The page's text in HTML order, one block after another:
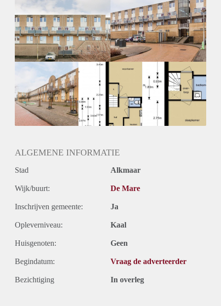
Huurtoeslag grens: Nee
Geschikt voor studenten: Afhankelijk van de Eigenaar
ALGEMENE INFORMATIE
Stad Alkmaar
Wijk/buurt: De Mare
Inschrijven gemeente: Ja
Opleverniveau: Kaal
Huisgenoten: Geen
Begindatum: Vraag de adverteerder
Bezichtiging In overleg